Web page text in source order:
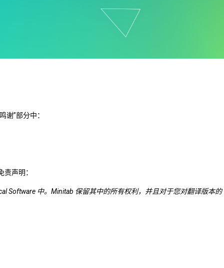
”部分中：
声明：
Software 中。Minitab 保留其中的所有权利，并且对于您对翻译版本的